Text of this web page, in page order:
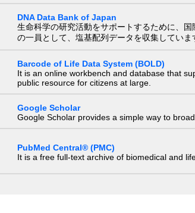
DNA Data Bank of Japan
生命科学の研究活動をサポートするために、
の一員として、塩基配列データを収集してい
Barcode of Life Data System (BOLD)
It is an online workbench and database that
public resource for citizens at large.
Google Scholar
Google Scholar provides a simple way to
PubMed Central® (PMC)
It is a free full-text archive of biomedical and